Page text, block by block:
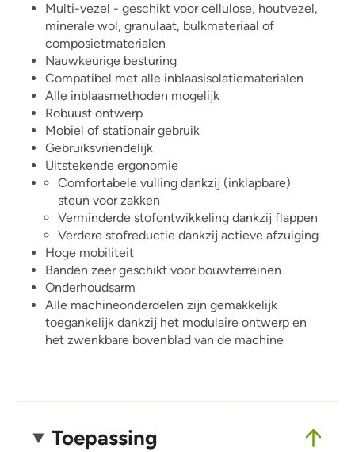
Multi-vezel - geschikt voor cellulose, houtvezel,
minerale wol, granulaat, bulkmateriaal of
composietmaterialen
Nauwkeurige besturing
Compatibel met alle inblaasisolatiematerialen
Alle inblaasmethoden mogelijk
Robuust ontwerp
Mobiel of stationair gebruik
Gebruiksvriendelijk
Uitstekende ergonomie
Comfortabele vulling dankzij (inklapbare)
steun voor zakken
Verminderde stofontwikkeling dankzij flappen
Verdere stofreductie dankzij actieve afzuiging
Hoge mobiliteit
Banden zeer geschikt voor bouwterreinen
Onderhoudsarm
Alle machineonderdelen zijn gemakkelijk
toegankelijk dankzij het modulaire ontwerp en
het zwenkbare bovenblad van de machine
Toepassing